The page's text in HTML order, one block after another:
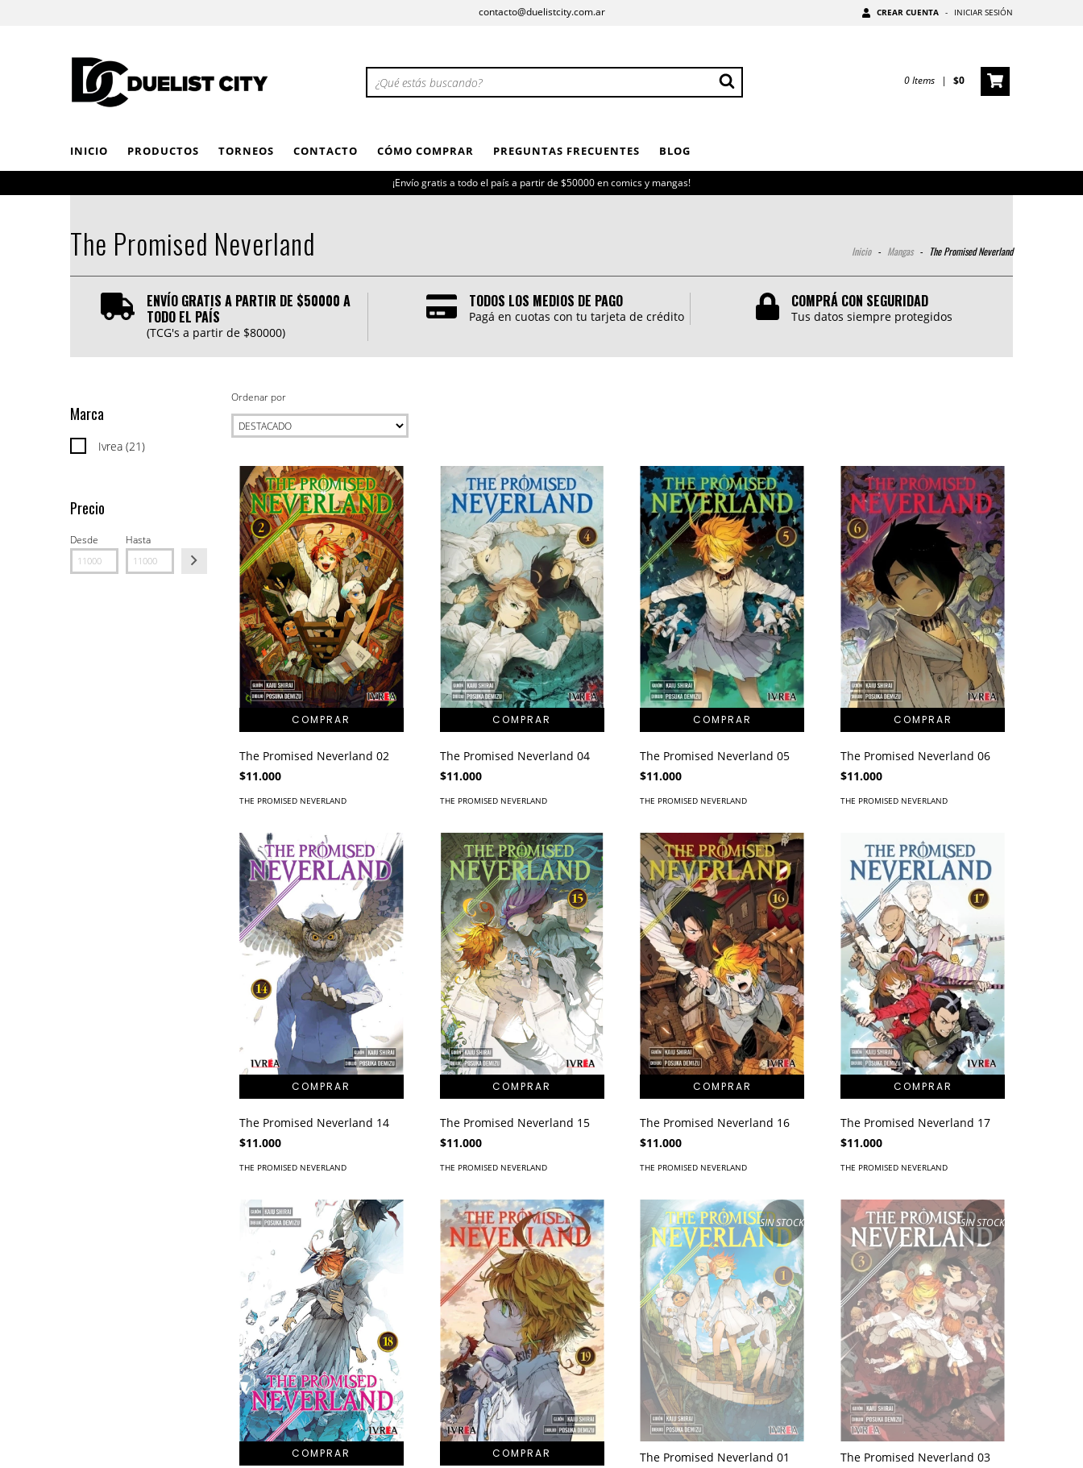
contacto@duelistcity.com.ar CREAR CUENTA - INICIAR SESIÓN
0Items | $0
INICIO PRODUCTOS TORNEOS CONTACTO CÓMO COMPRAR PREGUNTAS FRECUENTES BLOG
¡Envío gratis a todo el país a partir de $50000 en comics y mangas!
The Promised Neverland Inicio - Mangas - The Promised Neverland
ENVÍO GRATIS A PARTIR DE $50000 A
TODO EL PAÍS
(TCG's a partir de $80000)
TODOS LOS MEDIOS DE PAGO
Pagá en cuotas con tu tarjeta de crédito
COMPRÁ CON SEGURIDAD
Tus datos siempre protegidos
Marca
Ivrea (21)
Precio
Desde Hasta
Ordenar por
The Promised Neverland 02
$11.000
THE PROMISED NEVERLAND
The Promised Neverland 04
$11.000
THE PROMISED NEVERLAND
The Promised Neverland 05
$11.000
THE PROMISED NEVERLAND
The Promised Neverland 06
$11.000
THE PROMISED NEVERLAND
The Promised Neverland 14
$11.000
THE PROMISED NEVERLAND
The Promised Neverland 15
$11.000
THE PROMISED NEVERLAND
The Promised Neverland 16
$11.000
THE PROMISED NEVERLAND
The Promised Neverland 17
$11.000
THE PROMISED NEVERLAND
SIN STOCK
The Promised Neverland 01
SIN STOCK
The Promised Neverland 03